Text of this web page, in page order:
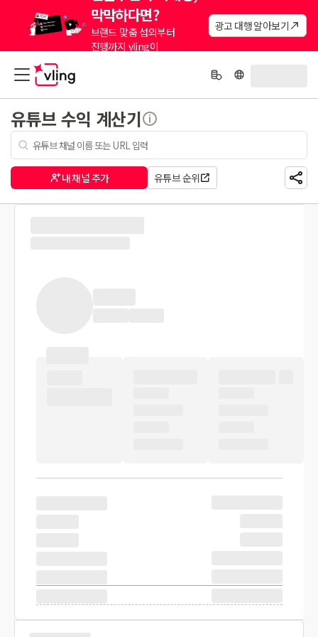
막막하다면?
브랜드 맞춤 섭외부터
진행까지 vling이
광고 대행 알아보기
유튜브 수익 계산기
내 채널 추가 유튜브 순위